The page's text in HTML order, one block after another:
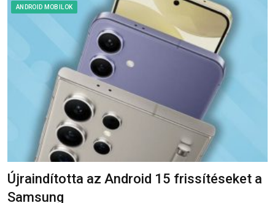
ANDROID MOBILOK
Újraindította az Android 15 frissítéseket a
Samsung